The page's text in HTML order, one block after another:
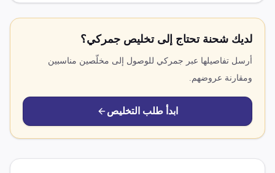
لديك شحنة تحتاج إلى تخليص جمركي؟
أرسل تفاصيلها عبر جمركي للوصول إلى مخلّصين مناسبين
ومقارنة عروضهم.
ابدأ طلب التخليص